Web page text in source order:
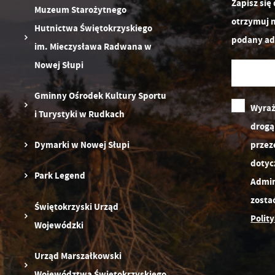
Muzeum Starożytnego
Hutnictwa Świętokrzyskiego
im. Mieczysława Radwana w
Nowej Słupi
Gminny Ośrodek Kultury Sportu
i Turystyki w Rudkach
Dymarki w Nowej Słupi
Park Legend
Świętokrzyski Urząd
Wojewódzki
Urząd Marszałkowski
Zapisz
otrzymuj
podany